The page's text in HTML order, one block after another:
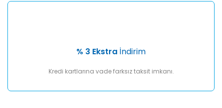
% 3 Ekstra İndirim
Kredi kartlarına vade farksız taksit imkanı.